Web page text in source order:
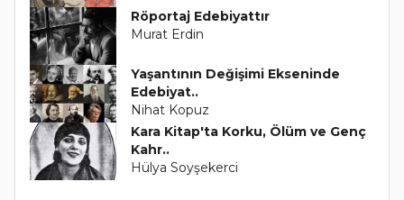
Röportaj Edebiyattır
Murat Erdin
Yaşantının Değişimi Ekseninde
Edebiyat..
Nihat Kopuz
Kara Kitap'ta Korku, Ölüm ve Genç
Kahr..
Hülya Soyşekerci